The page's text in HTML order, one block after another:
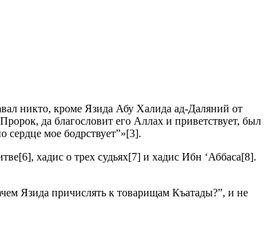
никто, кроме Язида Абу Халида ад-Даляний от
да благословит его Аллах и приветствует, был
сердце мое бодрствует”»[3].
хадис о трех судьях[7] и хадис Ибн ‘Аббаса[8].
Язида причислять к товарищам Къатады?”, и не